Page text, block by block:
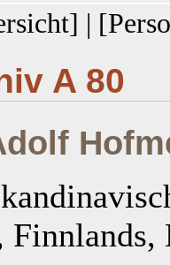
] | [
A 80